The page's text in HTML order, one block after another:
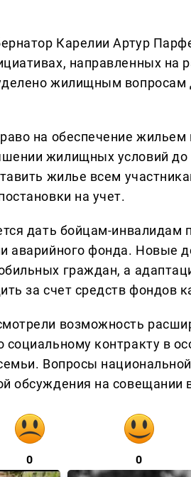
Карелии Артур
направленных на
жилищным вопросам
на обеспечение
жилищных условий до
жилье всем
на учет.
дать бойцам-инвалидам
аварийного фонда. Новые
граждан, а
за счет средств фондов
возможность
контракту в
Вопросы
обсуждения на совещании
0 0